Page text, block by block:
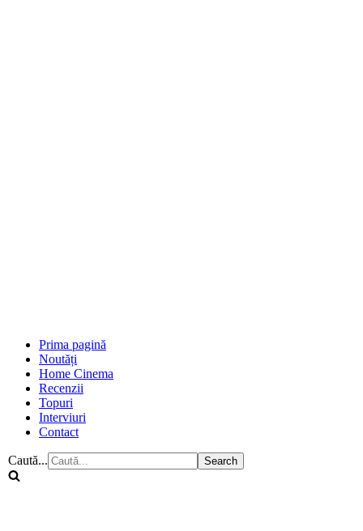
Prima pagină
Noutăți
Home Cinema
Recenzii
Topuri
Interviuri
Contact
Caută...